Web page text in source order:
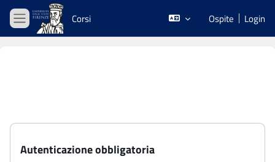
Vai al contenuto principale
Pannello laterale
Corsi Ospite Login
Autenticazione obbligatoria